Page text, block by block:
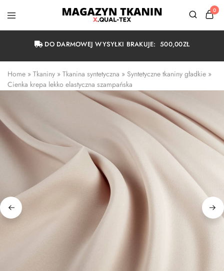
Magazyn
Warszawa
0
DO DARMOWEJ WYSYŁKI BRAKUJE:500,00ZŁ
Home » Tkaniny » Tkanina syntetyczna » Syntetyczne tkaniny gładkie »
Cienka krepa lekko elastyczna szampańska